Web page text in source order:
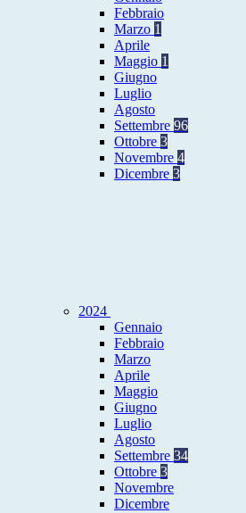
Febbraio
Marzo 1
Aprile
Maggio 1
Giugno
Luglio
Agosto
Settembre 96
Ottobre 3
Novembre 4
Dicembre 3
2024
Gennaio
Febbraio
Marzo
Aprile
Maggio
Giugno
Luglio
Agosto
Settembre 34
Ottobre 3
Novembre
Dicembre